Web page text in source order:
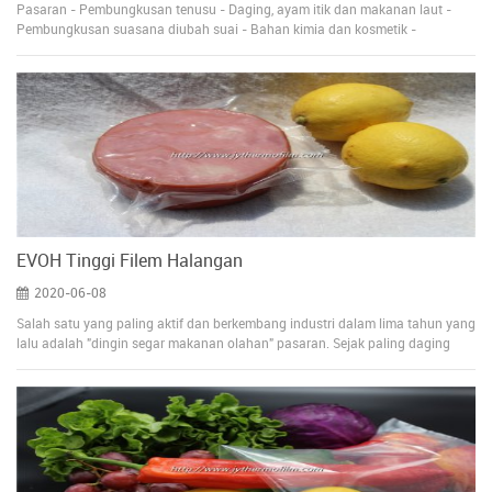
Pasaran - Pembungkusan tenusu - Daging, ayam itik dan makanan laut -
Pembungkusan suasana diubah suai - Bahan kimia dan kosmetik -
Pembungkusan Vakum Bahan - Ketebalan 40-200Âµ - EVOH sebagai
lapisan penghalang - PE atau PP sebagai lapisan pengedap - PA untuk
penghalang yang lebih baik dan sifat mekanikal yang dipertingkatkan
Kelebihan - blok penghalang EVOH/PA - Sifat optik yang sangat baik -
Prestasi pengedap yang unggul - Tersedia untuk pengedap kunci dan kulit
Menukar - Tersedia sebagai gulungan dengan satu bahagian yang dirawat -
Tersedia dengan pelekat laminasi panas satu sisi
EVOH Tinggi Filem Halangan
2020-06-08
Salah satu yang paling aktif dan berkembang industri dalam lima tahun yang
lalu adalah "dingin segar makanan olahan" pasaran. Sejak paling daging
penyelesaian hari ini. Dalam kebanyakan kasus, keju, daging dan unggas
diiris dan disimpan di dalam plastik dulang yang ditutup dengan peelable,
lebih sering reclosable filem penutup atau laminate. Seperti ini adalah akhir
perniagaan pengguna, di mana bungkusan disimpan di kedai runcit rak, ini
produk di kemudahan, dilanjutkan kehidupan rak dan sangat baik cetak